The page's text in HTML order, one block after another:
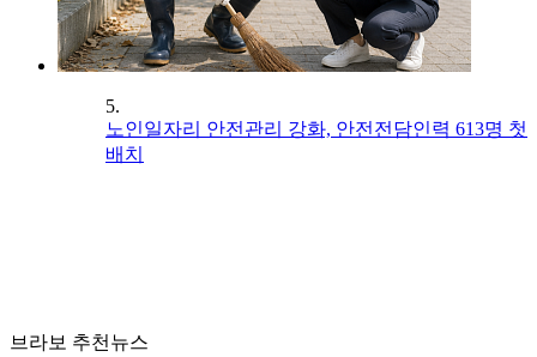
5.
노인일자리 안전관리 강화, 안전전담인력 613명 첫
배치
브라보 추천뉴스